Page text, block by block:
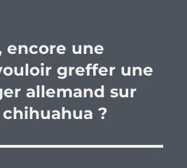
encore une
greffer une
allemand sur
?